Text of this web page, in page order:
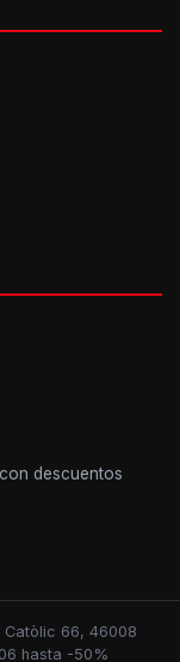
descuentos
Catòlic 66, 46008
hasta -50%